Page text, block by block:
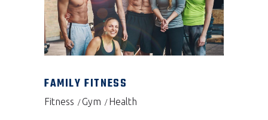
FAMILY FITNESS
Fitness Gym Health